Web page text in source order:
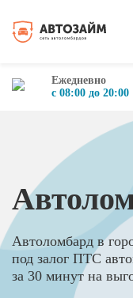
Ежедневно
с 08:00 до 20:00
Автоломбард в
под залог ПТС
за 30 минут на